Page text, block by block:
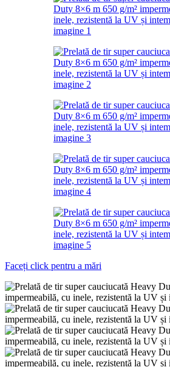
Faceți click pentru a mări